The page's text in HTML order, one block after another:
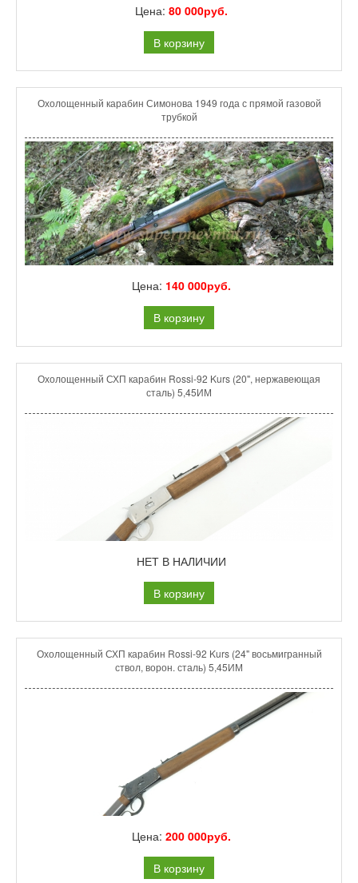
Цена: 80 000руб.
В корзину
Охолощенный карабин Симонова 1949 года с прямой газовой
трубкой
Цена: 140 000руб.
В корзину
Охолощенный СХП карабин Rossi-92 Kurs (20", нержавеющая
сталь) 5,45ИМ
НЕТ В НАЛИЧИИ
В корзину
Охолощенный СХП карабин Rossi-92 Kurs (24" восьмигранный
ствол, ворон. сталь) 5,45ИМ
Цена: 200 000руб.
В корзину